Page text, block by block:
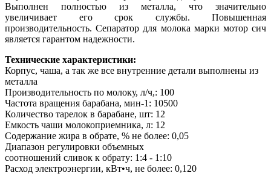
Выполнен полностью из металла, что значительно
увеличивает его срок службы. Повышенная
производительность. Сепаратор для молока марки мотор сич
является гарантом надежности.
Технические характеристики:
Корпус, чаша, а так же все внутренние детали выполнены из
металла
Производительность по молоку, л/ч,: 100
Частота вращения барабана, мин-1: 10500
Количество тарелок в барабане, шт: 12
Емкость чаши молокоприемника, л: 12
Содержание жира в обрате, % не более: 0,05
Диапазон регулировки объемных
соотношений сливок к обрату: 1:4 - 1:10
Расход электроэнергии, кВт•ч, не более: 0,120